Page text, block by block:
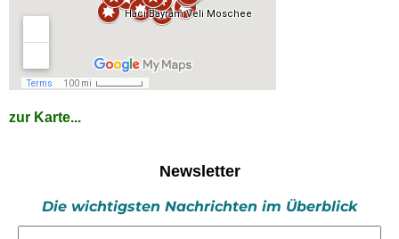
zur Karte...
Newsletter
Die wichtigsten Nachrichten im Überblick